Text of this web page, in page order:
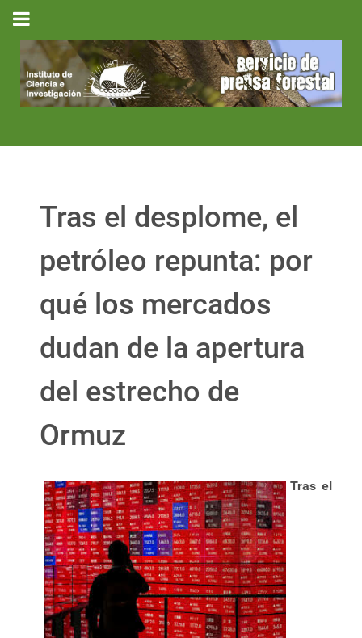
Tras el desplome, el
petróleo repunta: por
qué los mercados
dudan de la apertura
del estrecho de
Ormuz
Tras el